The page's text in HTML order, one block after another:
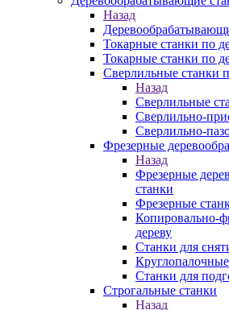
Назад
Токарные станки по
Токарные станки по
Сверлильные станки
Назад
Сверлильные
Сверлильно-
Сверлильно-
Фрезерные
Назад
Фрезерные
станки
Фрезерные
Копировально-
дереву
Станки для
Станки для
Строгальные станки
Назад